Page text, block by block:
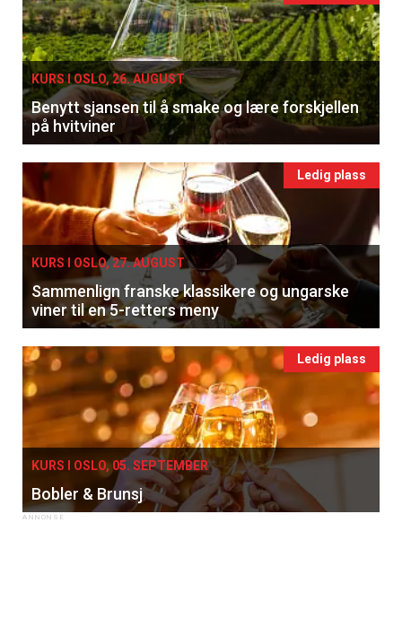
KURS I OSLO, 26. AUGUST
Benytt sjansen til å smake og lære forskjellen
på hvitviner
Ledig plass
KURS I OSLO, 27. AUGUST
Sammenlign franske klassikere og ungarske
viner til en 5-retters meny
Ledig plass
KURS I OSLO, 05. SEPTEMBER
Bobler & Brunsj